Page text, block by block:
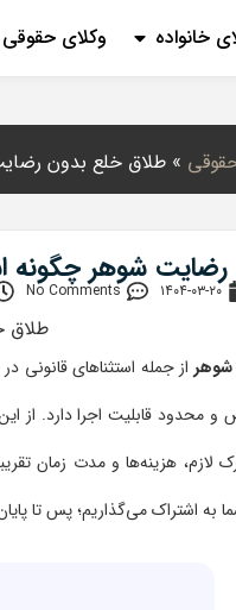
خانواده وکلای حقوقی
» طلاق خلع بدون
شوهر چگونه
۱۴۰۴-۰۳-۲۰ No Comments
از جمله استثناهای قانونی
قابلیت اجرا دارد. از
لازم، هزینه‌ها و مدت زمان
به اشتراک می‌گذاریم؛ پس تا